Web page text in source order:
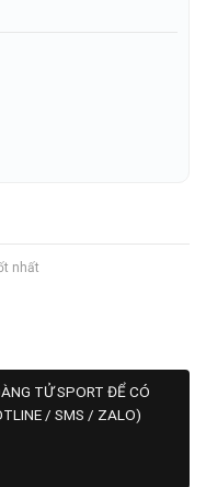
nhất
TỬ SPORT ĐỂ CÓ
/ SMS / ZALO)